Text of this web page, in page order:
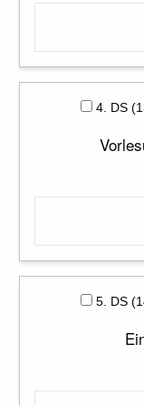
4. DS
5. DS